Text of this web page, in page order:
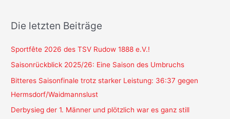
Die letzten Beiträge
Sportfête 2026 des TSV Rudow 1888 e.V.!
Saisonrückblick 2025/26: Eine Saison des Umbruchs
Bitteres Saisonfinale trotz starker Leistung: 36:37 gegen
Hermsdorf/Waidmannslust
Derbysieg der 1. Männer und plötzlich war es ganz still